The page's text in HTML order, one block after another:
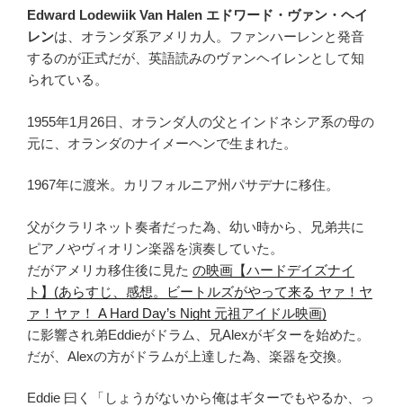
Edward Lodewiik Van Halen エドワード・ヴァン・ヘイ
レンは、オランダ系アメリカ人。ファンハーレンと発音
するのが正式だが、英語読みのヴァンヘイレンとして知
られている。
1955年1月26日、オランダ人の父とインドネシア系の母の
元に、オランダのナイメーヘンで生まれた。
1967年に渡米。カリフォルニア州パサデナに移住。
父がクラリネット奏者だった為、幼い時から、兄弟共に
ピアノやヴィオリン楽器を演奏していた。
だがアメリカ移住後に見た の映画 【ハードデイズナイ
ト】(あらすじ、感想。ビートルズがやって来る ヤァ！ヤ
ァ！ヤァ！ A Hard Day’s Night 元祖アイドル映画)
に影響され弟Eddieがドラム、兄Alexがギターを始めた。
だが、Alexの方がドラムが上達した為、楽器を交換。
Eddie 曰く「しょうがないから俺はギターでもやるか、っ